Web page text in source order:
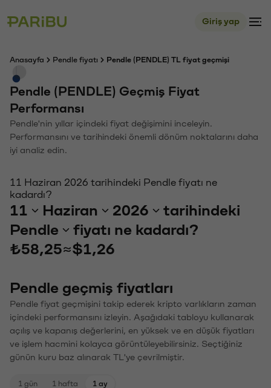
Giriş yap
Anasayfa Pendle fiyatı Pendle (PENDLE) TL fiyat geçmişi
Pendle (PENDLE) Geçmiş Fiyat
Performansı
Pendle'nin yıllar içindeki fiyat değişimini inceleyin.
Performansını ve tarihindeki önemli dönüm noktalarını daha
iyi analiz edin.
11 Haziran 2026 tarihindeki Pendle fiyatı ne
kadardı?
11 Haziran 2026
tarihindeki
Pendle
fiyatı ne kadardı?
₺58,25≈$1,26
Pendle geçmiş fiyatları
Pendle fiyat geçmişini takip ederek kripto varlıkların zaman
içindeki performansını izleyin. Aşağıdaki tabloyu kullanarak
açılış ve kapanış değerlerini, en yüksek ve en düşük fiyatları
ve işlem hacmini kolayca görüntüleyebilirsiniz. Seçtiğiniz
günün kuru baz alınarak TL'ye çevrilmiştir.
1 gün 1 hafta 1 ay